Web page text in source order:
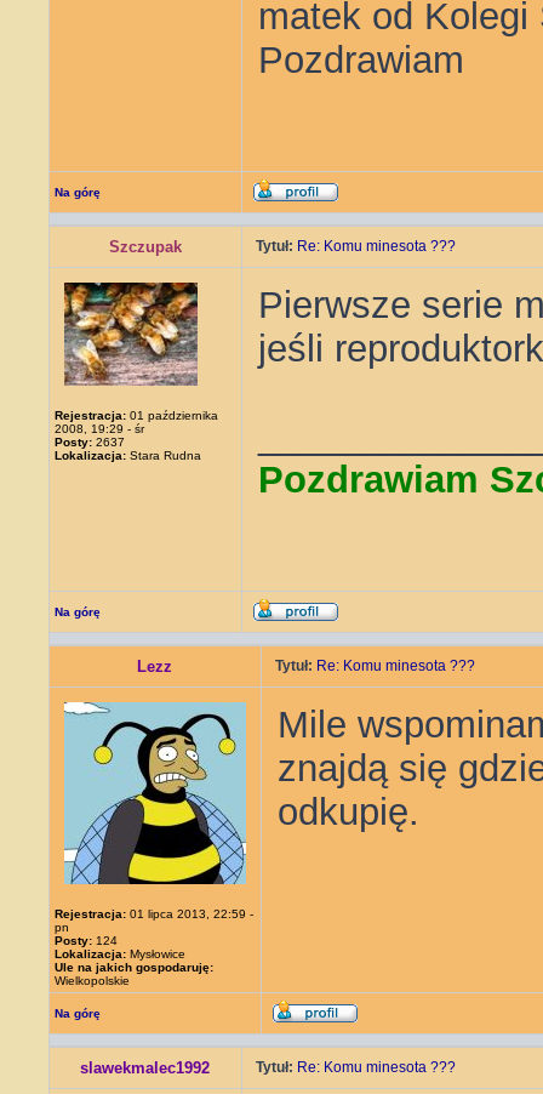
matek od Kolegi
Pozdrawiam
Na górę
Szczupak Tytuł: Re: Komu minesota ???
Rejestracja: 01 października
2008, 19:29 - śr
Posty: 2637
Lokalizacja: Stara Rudna
Pierwsze serie
jeśli
Pozdrawiam
Na górę
Lezz Tytuł: Re: Komu minesota ???
Rejestracja: 01 lipca 2013, 22:59 -
pn
Posty: 124
Lokalizacja: Mysłowice
Ule na jakich gospodaruję:
Wielkopolskie
Mile
znajdą się
odkupię.
Na górę
slawekmalec1992 Tytuł: Re: Komu minesota ???